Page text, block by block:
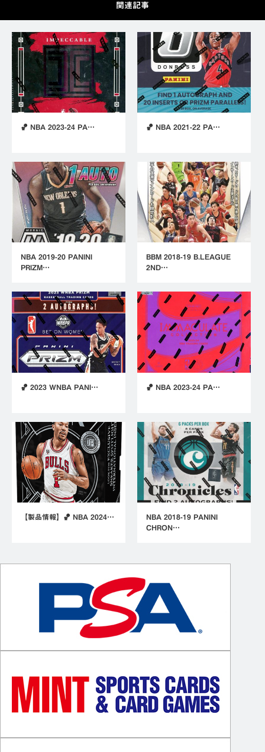
関連記事
🏀 NBA 2023-24 PA… 🏀 NBA 2021-22 PA…
NBA 2019-20 PANINI
PRIZM…
BBM 2018-19 B.LEAGUE
2ND…
🏀 2023 WNBA PANI… 🏀 NBA 2023-24 PA…
【製品情報】🏀 NBA 2024…
NBA 2018-19 PANINI
CHRON…